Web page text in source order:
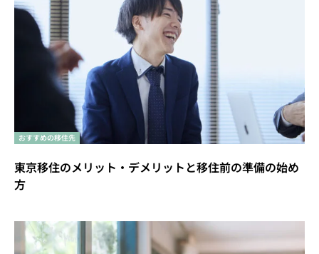
おすすめの移住先
東京移住のメリット・デメリットと移住前の準備の始め
方